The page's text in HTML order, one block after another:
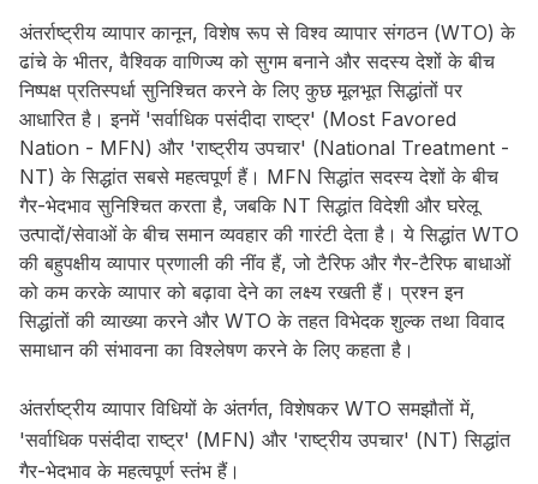
अंतर्राष्ट्रीय व्यापार कानून, विशेष रूप से विश्व व्यापार संगठन (WTO) के
ढांचे के भीतर, वैश्विक वाणिज्य को सुगम बनाने और सदस्य देशों के बीच
निष्पक्ष प्रतिस्पर्धा सुनिश्चित करने के लिए कुछ मूलभूत सिद्धांतों पर
आधारित है। इनमें 'सर्वाधिक पसंदीदा राष्ट्र' (Most Favored
Nation - MFN) और 'राष्ट्रीय उपचार' (National Treatment -
NT) के सिद्धांत सबसे महत्वपूर्ण हैं। MFN सिद्धांत सदस्य देशों के बीच
गैर-भेदभाव सुनिश्चित करता है, जबकि NT सिद्धांत विदेशी और घरेलू
उत्पादों/सेवाओं के बीच समान व्यवहार की गारंटी देता है। ये सिद्धांत WTO
की बहुपक्षीय व्यापार प्रणाली की नींव हैं, जो टैरिफ और गैर-टैरिफ बाधाओं
को कम करके व्यापार को बढ़ावा देने का लक्ष्य रखती हैं। प्रश्न इन
सिद्धांतों की व्याख्या करने और WTO के तहत विभेदक शुल्क तथा विवाद
समाधान की संभावना का विश्लेषण करने के लिए कहता है।
अंतर्राष्ट्रीय व्यापार विधियों के अंतर्गत, विशेषकर WTO समझौतों में,
'सर्वाधिक पसंदीदा राष्ट्र' (MFN) और 'राष्ट्रीय उपचार' (NT) सिद्धांत
गैर-भेदभाव के महत्वपूर्ण स्तंभ हैं।